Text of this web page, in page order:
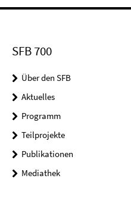
SFB 700
Über den SFB
Aktuelles
Programm
Teilprojekte
Publikationen
Mediathek